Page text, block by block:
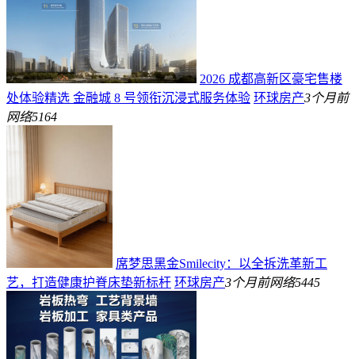
2026 成都高新区豪宅售楼
处体验精选 金融城 8 号领衔沉浸式服务体验 环球房产3个月前
网络5164
席梦思黑金Smilecity：以全拆洗革新工
艺，打造健康护脊床垫新标杆 环球房产3个月前网络5445